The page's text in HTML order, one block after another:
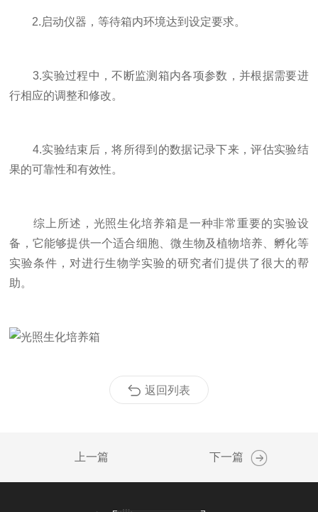
2.启动仪器，等待箱内环境达到设定要求。
3.实验过程中，不断监测箱内各项参数，并根据需要进
行相应的调整和修改。
4.实验结束后，将所得到的数据记录下来，评估实验结
果的可靠性和有效性。
综上所述，光照生化培养箱是一种非常重要的实验设
备，它能够提供一个适合细胞、微生物及植物培养、孵化等
实验条件，对进行生物学实验的研究者们提供了很大的帮
助。
返回列表
上一篇 下一篇